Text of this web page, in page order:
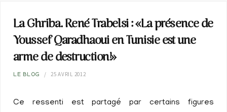
La Ghriba. René Trabelsi : «La présence de
Youssef Qaradhaoui en Tunisie est une
arme de destruction!»
LE BLOG 25 AVRIL 2012
Ce ressenti est partagé par certains figures